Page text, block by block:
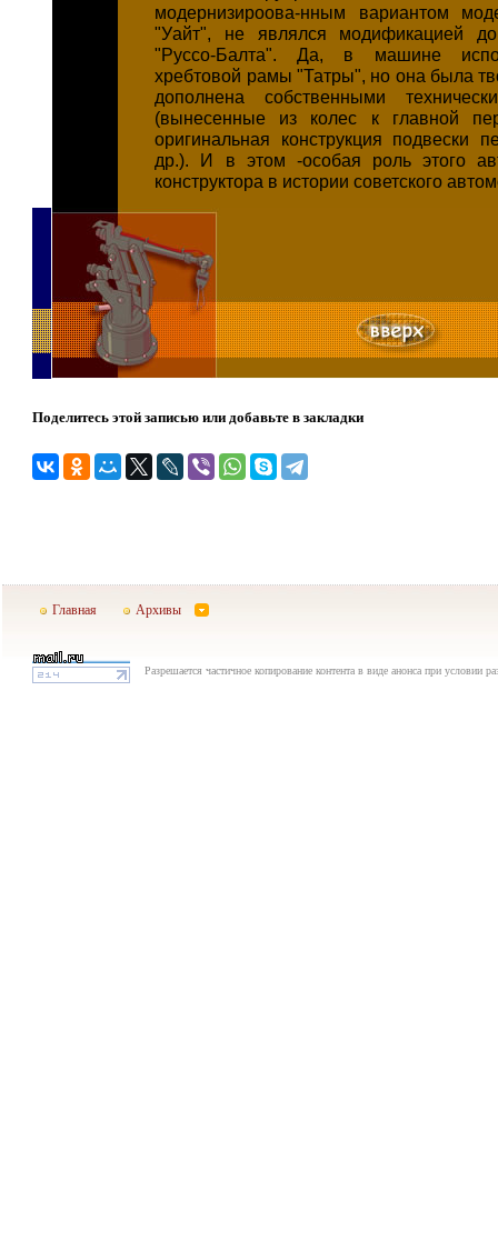
модернизироова-нным вариантом
"Уайт", не являлся модификацией
"Руссо-Балта". Да, в машине
хребтовой рамы "Татры", но она была
дополнена собственными
(вынесенные из колес к главной
оригинальная конструкция подвески
др.). И в этом -особая роль этого
конструктора в истории советского
Поделитесь этой записью или добавьте в закладки
Главная Архивы
Разрешается частичное копирование контента в виде анонса при условии